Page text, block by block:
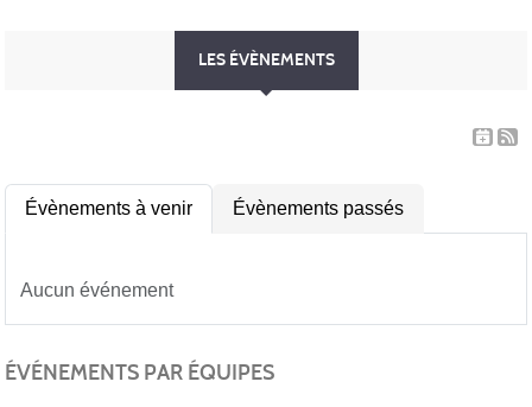
LES ÉVÈNEMENTS
Évènements à venir Évènements passés
Aucun événement
ÉVÉNEMENTS PAR ÉQUIPES